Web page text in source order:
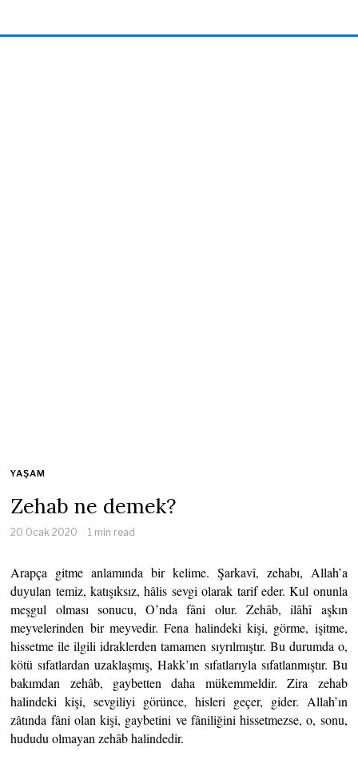
YAŞAM
Zehab ne demek?
20 Ocak 2020 1 min read
Arapça gitme anlamında bir kelime. Şarkavî, zehabı, Allah’a
duyulan temiz, katışıksız, hâlis sevgi olarak tarif eder. Kul onunla
meşgul olması sonucu, O’nda fâni olur. Zehâb, ilâhî aşkın
meyvelerinden bir meyvedir. Fena halindeki kişi, görme, işitme,
hissetme ile ilgili idraklerden tamamen sıyrılmıştır. Bu durumda o,
kötü sıfatlardan uzaklaşmış, Hakk’ın sıfatlarıyla sıfatlanmıştır. Bu
bakımdan zehâb, gaybetten daha mükemmeldir. Zira zehab
halindeki kişi, sevgiliyi görünce, hisleri geçer, gider. Allah’ın
zâtında fâni olan kişi, gaybetini ve fâniliğini hissetmezse, o, sonu,
hududu olmayan zehâb halindedir.